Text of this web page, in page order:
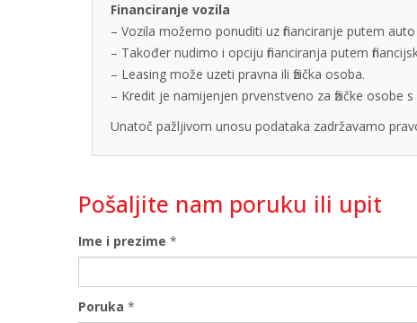
Financiranje vozila
– Vozila možemo ponuditi uz financiranje putem
– Također nudimo i opciju financiranja putem
– Leasing može uzeti pravna ili fizička osoba.
– Kredit je namijenjen prvenstveno za fizičke osobe
Unatoč pažljivom unosu podataka zadržavamo
Pošaljite nam poruku ili upit
Ime i prezime *
Poruka *